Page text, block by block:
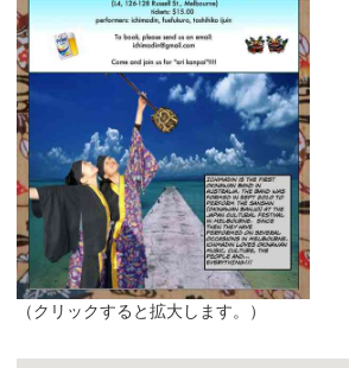
（クリックすると拡大します。）